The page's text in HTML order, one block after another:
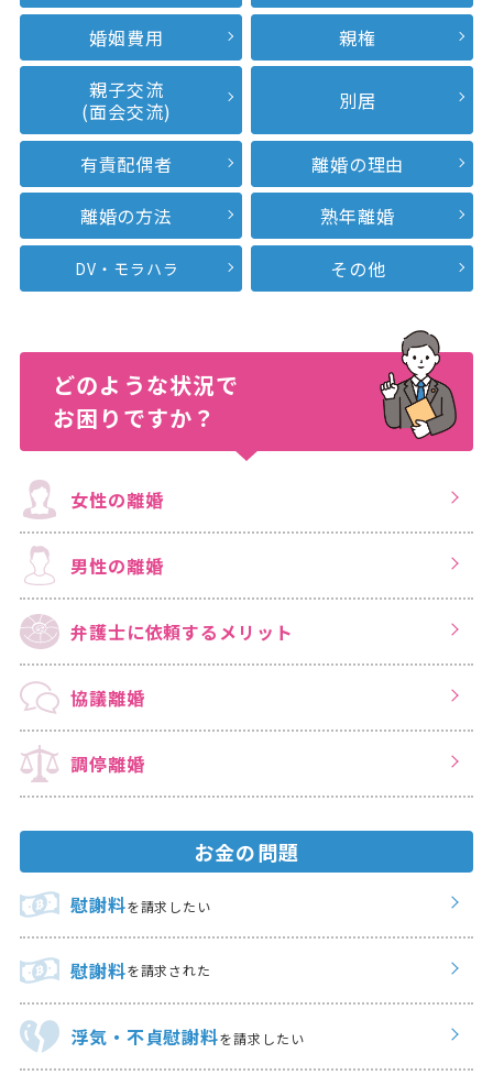
婚姻費用
親権
親子交流
(面会交流)
別居
有責配偶者
離婚の理由
離婚の方法
熟年離婚
DV・モラハラ その他
どのような状況で
お困りですか？
女性の離婚
男性の離婚
弁護士に依頼するメリット
協議離婚
調停離婚
お金の問題
慰謝料を請求したい
慰謝料を請求された
浮気・不貞慰謝料を請求したい